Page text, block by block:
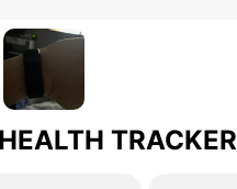
TRACKER